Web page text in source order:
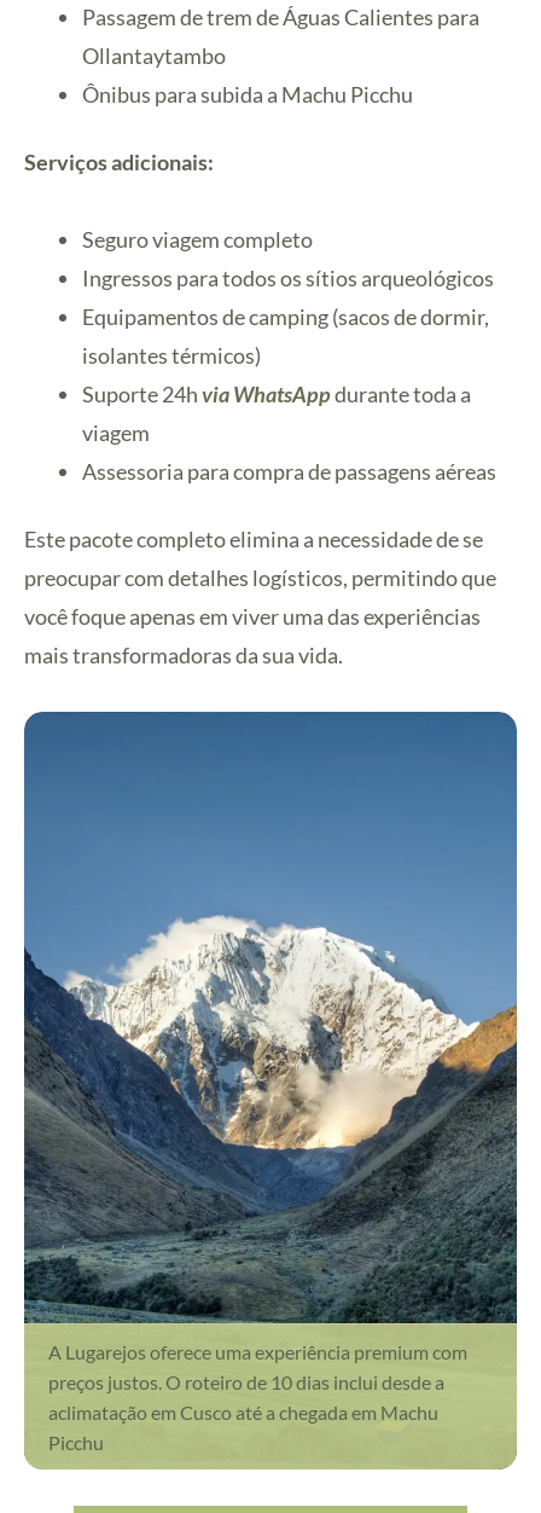
Passagem de trem de Águas Calientes para
Ollantaytambo
Ônibus para subida a Machu Picchu
Serviços adicionais:
Seguro viagem completo
Ingressos para todos os sítios arqueológicos
Equipamentos de camping (sacos de dormir,
isolantes térmicos)
Suporte 24hvia WhatsAppdurante toda a
viagem
Assessoria para compra de passagens aéreas
Este pacote completo elimina a necessidade de se
preocupar com detalhes logísticos, permitindo que
você foque apenas em viver uma das experiências
mais transformadoras da sua vida.
A Lugarejos oferece uma experiência premium com
preços justos. O roteiro de 10 dias inclui desde a
aclimatação em Cusco até a chegada em Machu
Picchu